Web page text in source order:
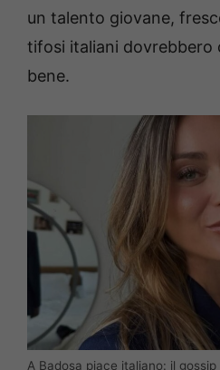
un talento giovane,
tifosi italiani dovrebbero
bene.
A Badosa piace italiano: il